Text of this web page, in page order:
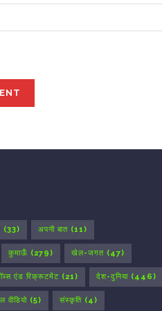
(33) अपनी बात (11)
कुमाऊँ (279) खेल-जगत (47)
एंड रिक्रूटमेंट (21) देश-दुनिया (446)
वीडियो (5) संस्कृति (4)